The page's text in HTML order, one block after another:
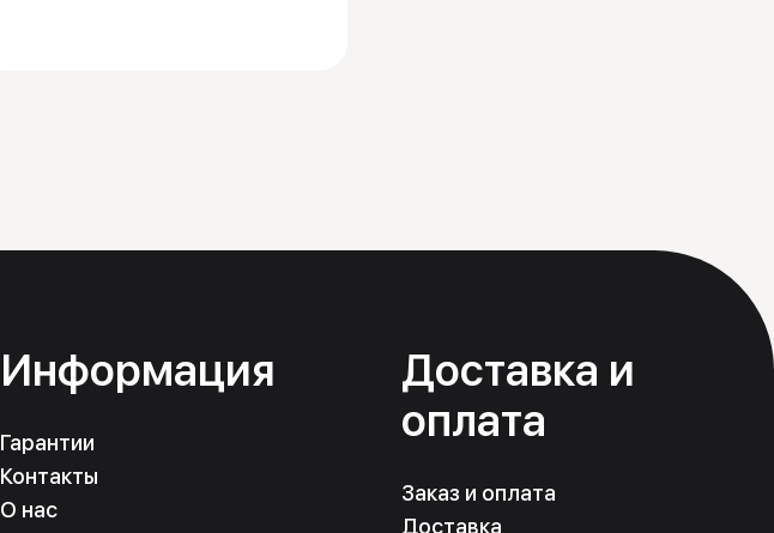
Информация
Гарантии
Контакты
О нас
Доставка и
оплата
Заказ и оплата
Доставка